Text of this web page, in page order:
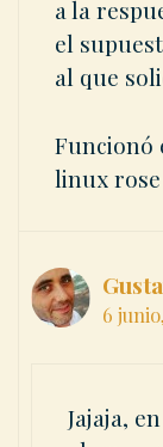
a la
el
al que
Funcionó
linux
6
Jajaja,